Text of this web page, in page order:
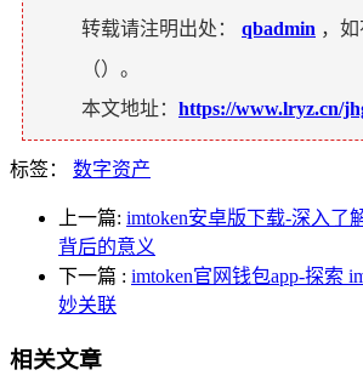
转载请注明出处： qbadmin ，
（）。
本文地址： https://www.lryz.cn/
标签： 数字资产
上一篇: imtoken安卓版下载-深入了
背后的意义
下一篇 : imtoken官网钱包app-探索
妙关联
相关文章